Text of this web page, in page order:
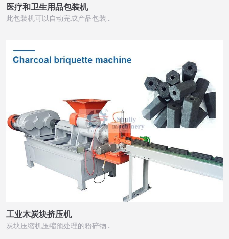
医疗和卫生用品包装机
此包装机可以自动完成产品包装…
工业木炭块挤压机
炭块压缩机压缩预处理的粉碎物…